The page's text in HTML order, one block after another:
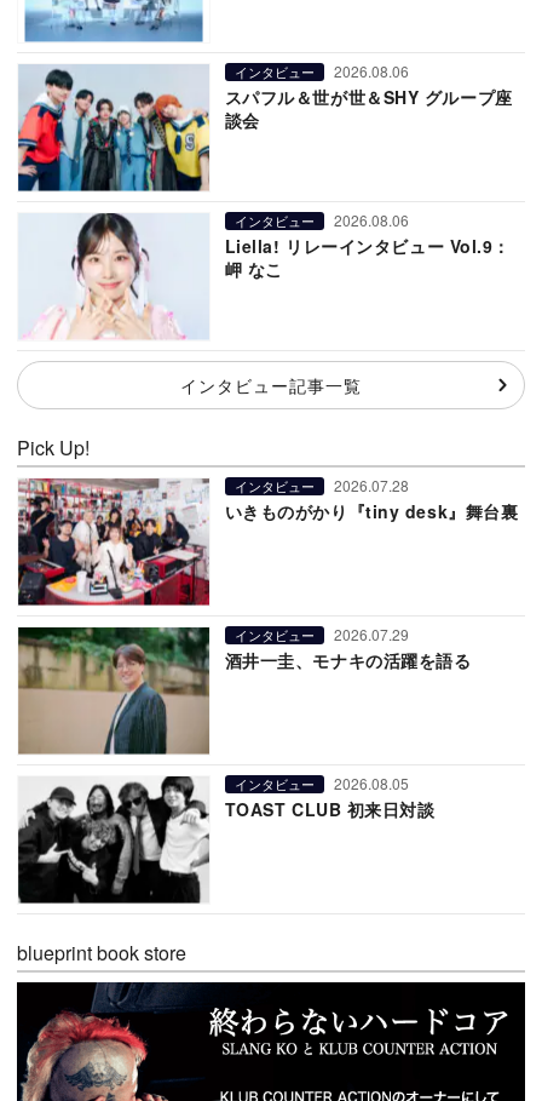
インタビュー 2026.08.06
スパフル＆世が世＆SHY グループ座
談会
インタビュー 2026.08.06
Liella! リレーインタビュー Vol.9：
岬 なこ
インタビュー記事一覧
Pick Up!
インタビュー 2026.07.28
いきものがかり『tiny desk』舞台裏
インタビュー 2026.07.29
酒井一圭、モナキの活躍を語る
インタビュー 2026.08.05
TOAST CLUB 初来日対談
blueprint book store